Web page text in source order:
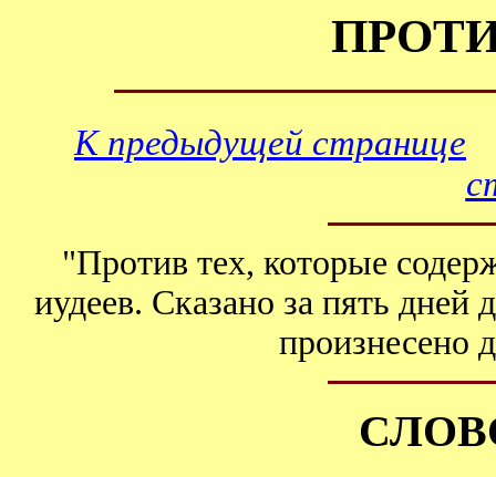
К предыдущей странице
"Против тех, которые
иудеев. Сказано за пять дней
произнесено